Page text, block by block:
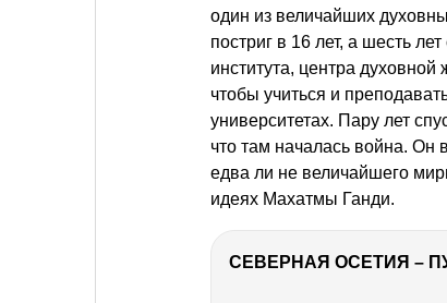
один из величайших
постриг в 16 лет, а шесть
института, центра
чтобы учиться и
университетах. Пару лет
что там началась война. Он
едва ли не величайшего
идеях Махатмы Ганди.
СЕВЕРНАЯ ОСЕТИЯ –